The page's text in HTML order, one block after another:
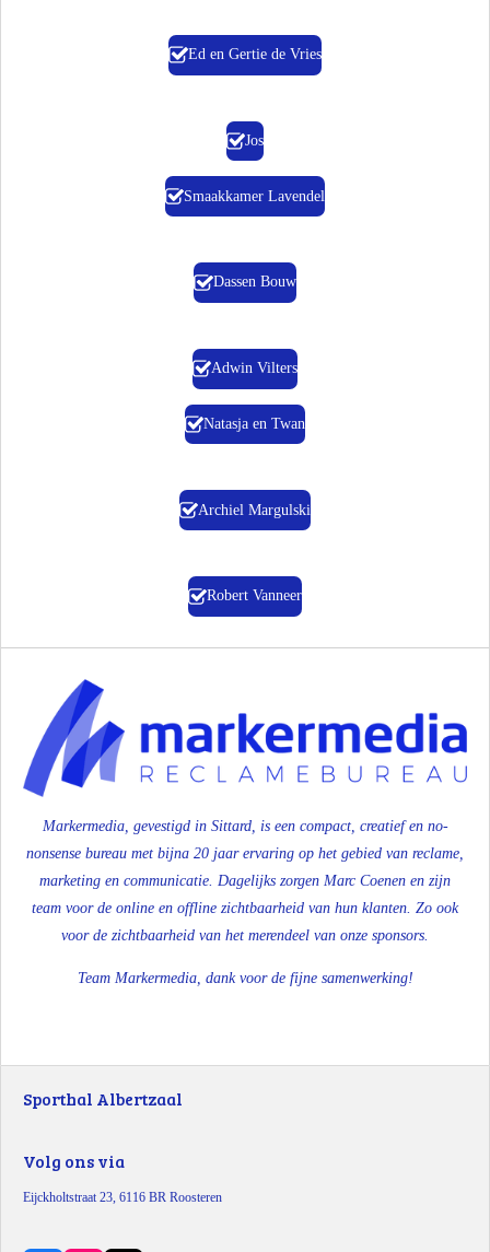
Ed en Gertie de Vries
Jos
Smaakkamer Lavendel
Dassen Bouw
Adwin Vilters
Natasja en Twan
Archiel Margulski
Robert Vanneer
Markermedia, gevestigd in Sittard, is een compact, creatief en no-
nonsense bureau met bijna 20 jaar ervaring op het gebied van reclame,
marketing en communicatie. Dagelijks zorgen Marc Coenen en zijn
team voor de online en offline zichtbaarheid van hun klanten . Zo ook
voor de zichtbaarheid van het merendeel van onze sponsors.
Team Markermedia, dank voor de fijne samenwerking!
Sporthal Albertzaal
Volg ons via
Eijckholtstraat 23, 6116 BR Roosteren